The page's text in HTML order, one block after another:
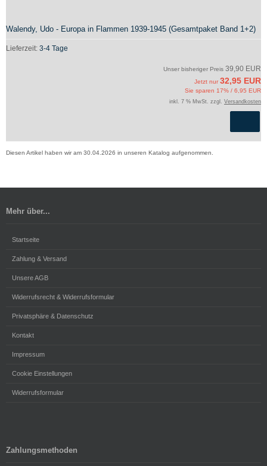
Walendy, Udo - Europa in Flammen 1939-1945 (Gesamtpaket Band 1+2)
Lieferzeit: 3-4 Tage
Unser bisheriger Preis 39,90 EUR
Jetzt nur 32,95 EUR
Sie sparen 17% / 6,95 EUR
inkl. 7 % MwSt. zzgl. Versandkosten
Diesen Artikel haben wir am 30.04.2026 in unseren Katalog aufgenommen.
Mehr über...
Startseite
Zahlung & Versand
Unsere AGB
Widerrufsrecht & Widerrufsformular
Privatsphäre & Datenschutz
Kontakt
Impressum
Cookie Einstellungen
Widerrufsformular
Zahlungsmethoden